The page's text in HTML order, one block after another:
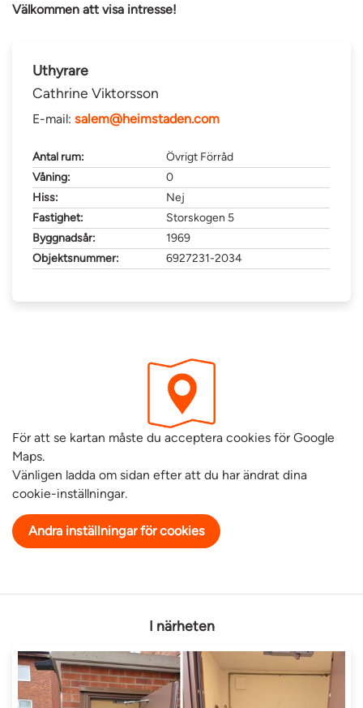
Välkommen att visa intresse!
Uthyrare
Cathrine Viktorsson
E-mail:salem@heimstaden.com
Antal rum:
Övrigt Förråd
Våning:
0
Hiss:
Nej
Fastighet:
Storskogen 5
Byggnadsår:
1969
Objektsnummer:
6927231-2034
För att se kartan måste du acceptera cookies för Google
Maps.
Vänligen ladda om sidan efter att du har ändrat dina
cookie-inställningar.
Andra inställningar för cookies
I närheten